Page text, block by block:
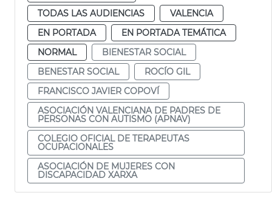
TODAS LAS AUDIENCIAS
VALENCIA
EN PORTADA
EN PORTADA TEMÁTICA
NORMAL
BIENESTAR SOCIAL
BENESTAR SOCIAL
ROCÍO GIL
FRANCISCO JAVIER COPOVÍ
ASOCIACIÓN VALENCIANA DE PADRES DE
PERSONAS CON AUTISMO (APNAV)
COLEGIO OFICIAL DE TERAPEUTAS
OCUPACIONALES
ASOCIACIÓN DE MUJERES CON
DISCAPACIDAD XARXA